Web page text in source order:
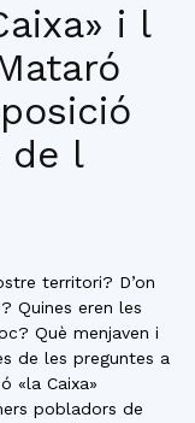
i l
de l
territori? D’on
Quines eren les
Què menjaven i
de les preguntes a
«la Caixa»
pobladors de